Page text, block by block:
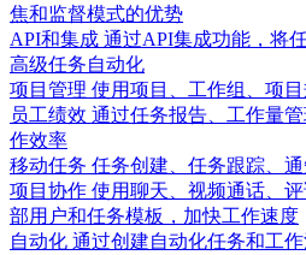
焦和监督模式的优势
API和集成 通过API集成功能，将
高级任务自动化
项目管理 使用项目、工作组、项
员工绩效 通过任务报告、工作量
作效率
移动任务 任务创建、任务跟踪、
项目协作 使用聊天、视频通话、
部用户和任务模板，加快工作速度
自动化 通过创建自动化任务和工